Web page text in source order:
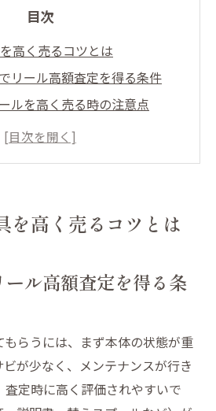
目次
高く売るコツとは
リール高額査定を得る条件
ルを高く売る時の注意点
がいいか実体験で解説
にするための準備法
を整える前準備のコツ
釣り具買取は査定アップ
適したタイミングの見極め方
なら業者選びが重要
者選びで失敗しない基準
を高く売るコツとは
ル高額査定を得る条
もらうには、まず本体の状態が重
が少なく、メンテナンスが行き
定時に高く評価されやすいで